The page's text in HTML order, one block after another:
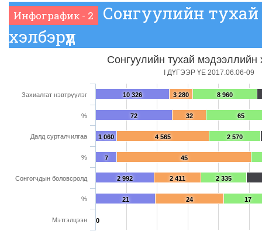
Инфографик - 2
Сонгуулийн
хэлбэрүүд
Сонгуулийн тухай мэдээллийн
I ДҮГЭЭР ҮЕ 2017.06.06-09
0
8 960
65
2 570
2 335
17
3 280
32
4 565
45
2 411
24
10 326
72
1 060
7
2 992
21
Захиалгат нэвтрүүлэг
%
Далд сурталчилгаа
%
Сонгогчдын боловсролд
%
Мэтгэлцээн